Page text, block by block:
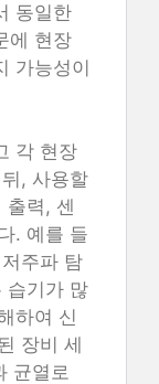
동일한
에 현장
가능성이
각 현장
, 사용할
출력, 센
. 예를 들
주파 탐
습기가 많
하여 신
장비 세
균열로